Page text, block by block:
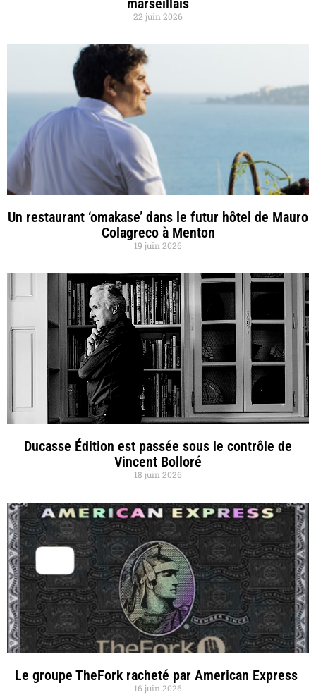
marseillais
22 juin 2026
Un restaurant ‘omakase’ dans le futur hôtel de Mauro
Colagreco à Menton
19 juin 2026
Ducasse Édition est passée sous le contrôle de
Vincent Bolloré
18 juin 2026
Le groupe TheFork racheté par American Express
16 juin 2026